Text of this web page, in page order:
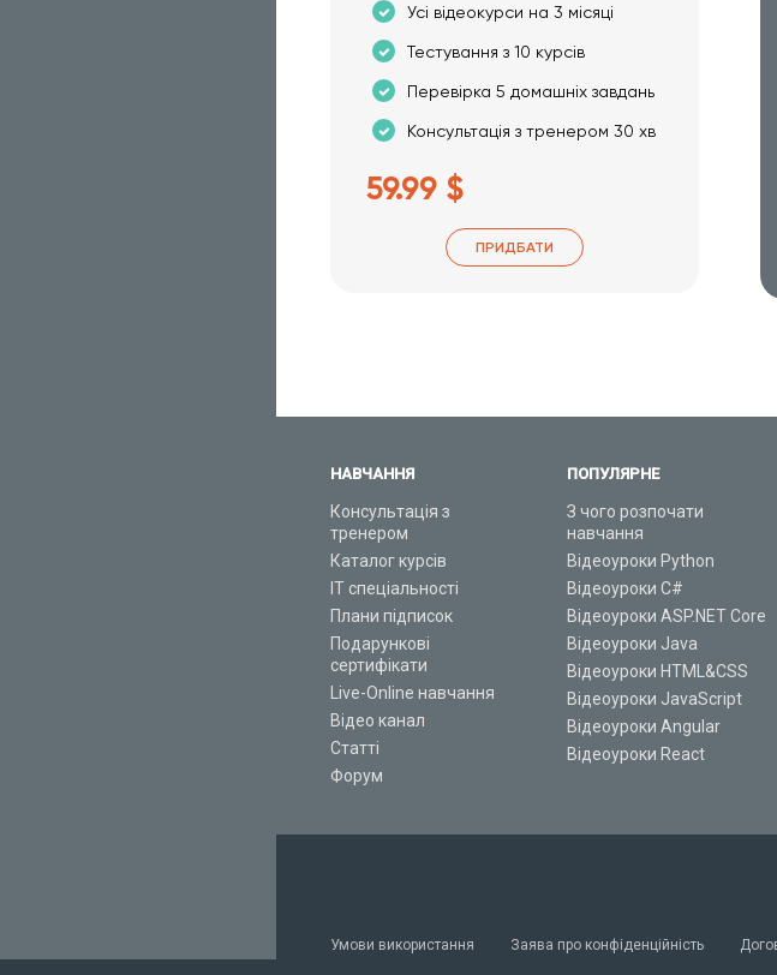
Усі відеокурси на 3 місяці
Тестування з 10 курсів
Перевірка 5 домашніх завдань
Консультація з тренером 30 хв
59.99 $
ПРИДБАТИ
НАВЧАННЯ
Консультація з
тренером
Каталог курсів
ІТ спеціальності
Плани підписок
Подарункові
сертифікати
Live-Online навчання
Відео канал
Статті
Форум
ПОПУЛЯРНЕ
З чого розпочати
навчання
Відеоуроки Python
Відеоуроки C#
Відеоуроки ASP.NET Core
Відеоуроки Java
Відеоуроки HTML&CSS
Відеоуроки JavaScript
Відеоуроки Angular
Відеоуроки React
Умови використання Заява про конфіденційність